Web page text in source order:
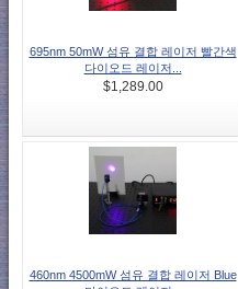
695nm 50mW 섬유 결합 레이저 빨간색
다이오드 레이저...
$1,289.00
460nm 4500mW 섬유 결합 레이저 Blue